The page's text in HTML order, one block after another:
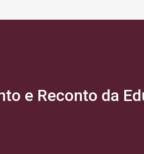
e Reconto da